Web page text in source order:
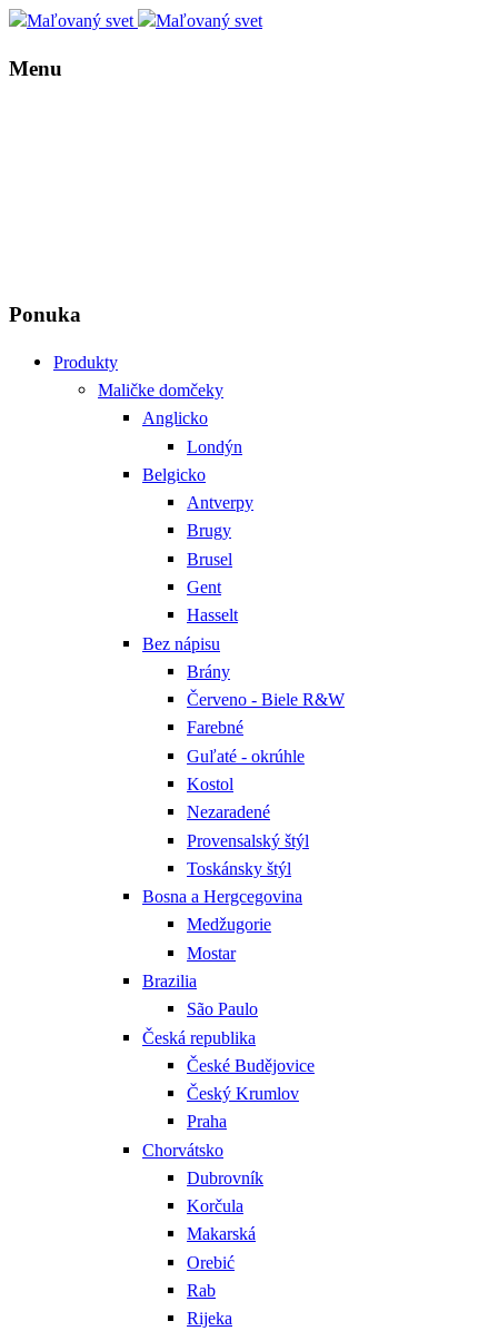
Menu
Ponuka
Produkty
Maličke domčeky
Anglicko
Londýn
Belgicko
Antverpy
Brugy
Brusel
Gent
Hasselt
Bez nápisu
Brány
Červeno - Biele R&W
Farebné
Guľaté - okrúhle
Kostol
Nezaradené
Provensalský štýl
Toskánsky štýl
Bosna a Hergcegovina
Medžugorie
Mostar
Brazilia
São Paulo
Česká republika
České Budějovice
Český Krumlov
Praha
Chorvátsko
Dubrovník
Korčula
Makarská
Orebić
Rab
Rijeka